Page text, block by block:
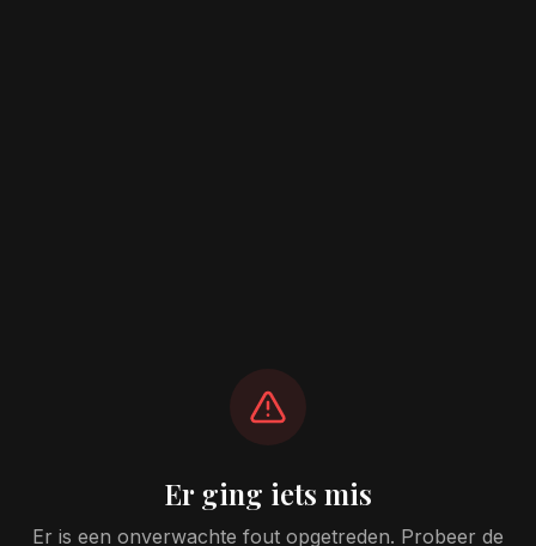
Er ging iets mis
Er is een onverwachte fout opgetreden. Probeer de